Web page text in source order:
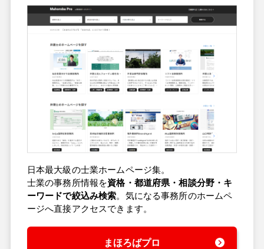
日本最大級の士業ホームページ集。
士業の事務所情報を資格・都道府県・相談分野・キ
ーワードで絞込み検索。気になる事務所のホームペ
ージへ直接アクセスできます。
まほろばプロ